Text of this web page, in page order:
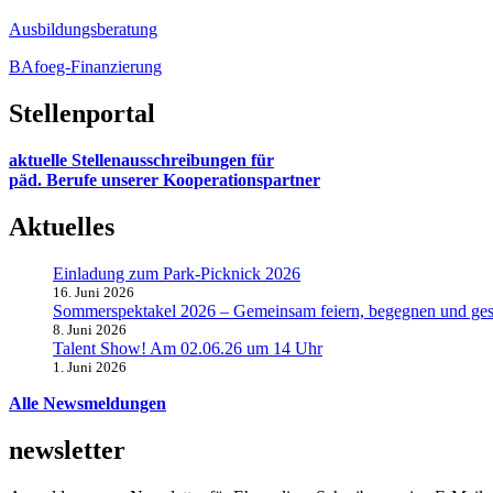
Ausbildungsberatung
BAfoeg-Finanzierung
Stellenportal
aktuelle Stellenausschreibungen für
päd. Berufe unserer Kooperationspartner
Aktuelles
Einladung zum Park-Picknick 2026
16. Juni 2026
Sommerspektakel 2026 – Gemeinsam feiern, begegnen und
8. Juni 2026
Talent Show! Am 02.06.26 um 14 Uhr
1. Juni 2026
Alle Newsmeldungen
newsletter